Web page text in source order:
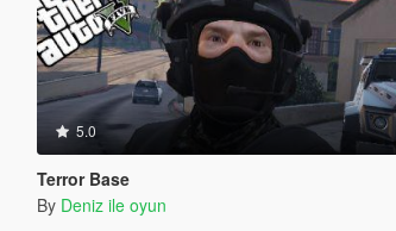
5.0
Terror Base
By Deniz ile oyun